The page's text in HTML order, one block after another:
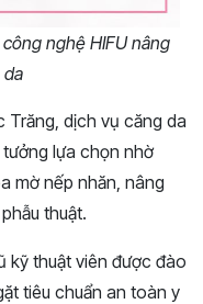
nghệ HIFU nâng
da
Trăng, dịch vụ căng da
lựa chọn nhờ
mờ nếp nhăn, nâng
thuật.
kỹ thuật viên được đào
tiêu chuẩn an toàn y